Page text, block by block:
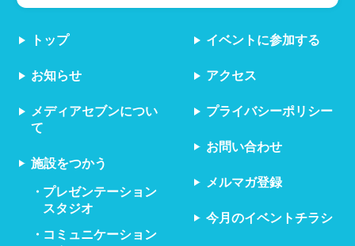
トップ
お知らせ
メディアセブンについ
て
施設をつかう
プレゼンテーション
スタジオ
コミュニケーション
イベントに参加する
アクセス
プライバシーポリシー
お問い合わせ
メルマガ登録
今月のイベントチラシ